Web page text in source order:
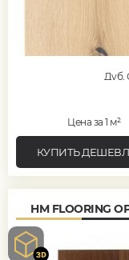
Дуб,
Цена за 1 м²
КУПИТЬ
HM FLOORING